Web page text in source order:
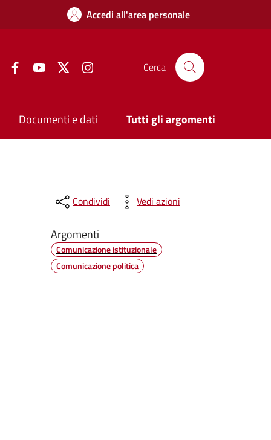
Accedi all'area personale
FacebookYouTube Twitter Cerca
Documenti e dati Tutti gli argomenti
Condividi Vedi azioni
Argomenti
Comunicazione istituzionale
Comunicazione politica